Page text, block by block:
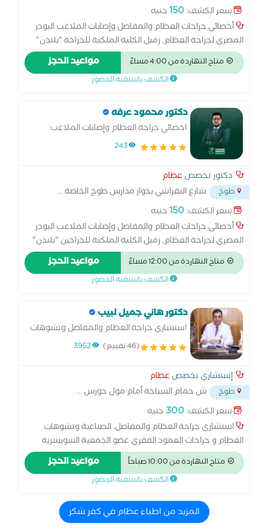
سعر الكشف:150جنيه
أخصائى جراحات العظام والمفاصل وإصابات الملاعب البودر
المصري لجراحة العظام, زميل الكلية الملكية للجراحة "بلندن"
انجلترا, ماجيستير الطب الرياضي بالقوات المسلحة بالأكاديمية
الطبية العسكرية
متاح النهاردة من 4:00 مساءً مواعيد الحجز
الكشف باسبقية الحضور
دكتور محمود عرفه
اخصائي جراحة العظام وإصابات الملاعب
243
دكتور تخصص عظام
طوخ شارع النقراشي بجوار مدارس طوخ الخاصة...
سعر الكشف:150جنيه
أخصائى جراحات العظام والمفاصل وإصابات الملاعب البودر
المصري لجراحة العظام, زميل الكلية الملكية للجراحين "بلندن"
انجلترا, ماجيستير الطب الرياضي بالقوات المسلحة بالأكاديمية
الطبية العسكرية
متاح النهاردة من 12:00 مساءً مواعيد الحجز
الكشف باسبقية الحضور
دكتور هاني جميل لبيب
استشاري جراحة العظام والمفاصل وتشوهات
العظام و العمود الفقري
(46 تقييم) 3952
إستشاري تخصص عظام
طوخ ش حمام السباحة أمام مول حورس...
سعر الكشف:300 جنيه
استشاري جراحة العظام والمفاصل. الصناعية وتشوهات
العظام و جراحات العمود الفقري عضو الجمعية السويسرية
لجراحات العظام عضو الجمعية المصرية لجراحة العظام
متاح النهاردة من 10:00 صباحاً مواعيد الحجز
الكشف باسبقية الحضور
المزيد من اطباء عظام في كفر شكر